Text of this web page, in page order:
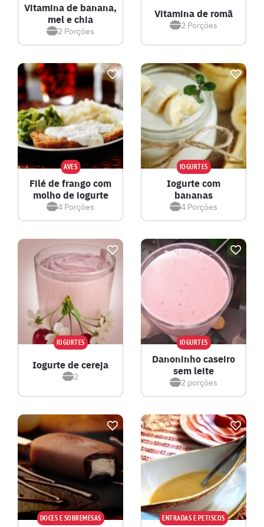
Vitamina de banana,
mel e chia
2 Porções
Vitamina de romã
2 Porções
AVES
Filé de frango com
molho de iogurte
4 Porções
IOGURTES
Iogurte com
bananas
4 Porções
IOGURTES
Iogurte de cereja
2
IOGURTES
Danoninho caseiro
sem leite
2 porções
DOCES E SOBREMESAS ENTRADAS E PETISCOS